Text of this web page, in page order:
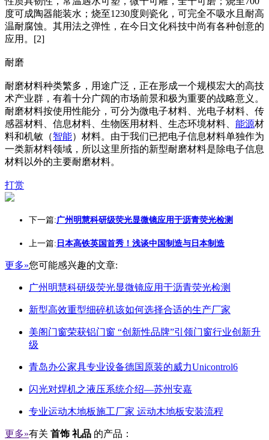
度可成陶器能装水；烧至1230度则瓷化，可完全不吸水且耐高
温耐腐蚀。其用法之弹性，在今日文化科技中尚有各种创意的
应用。[2]
耐磨
耐磨材料种类繁多，用途广泛，正在形成一个规模宏大的高技
术产业群，有着十分广阔的市场前景和极为重要的战略意义。
耐磨材料按使用性能分，可分为微电子材料、光电子材料、传
感器材料、信息材料、生物医用材料、生态环境材料、 能源材
料和机敏（智能）材料。由于我们已把电子信息材料单独作为
一类新材料领域，所以这里所指的新型耐磨材料是除电子信息
材料以外的主要耐磨材料。
打赏
下一篇:广州明慧科研级荧光显微镜应用于沥青荧光检测
上一篇: 日本高铁英国首秀！浅谈中国制造与日本制造
更多»您可能感兴趣的文章:
广州明慧科研级荧光显微镜应用于沥青荧光检测
新型高效重型细碎机该如何选择合适的生产厂家
美阁门窗荣获铝门窗 “创新性品牌”引领门窗行业创新升
级
青岛办公家具专业设备德国原装的威力Unicontrol6
闪光对焊机之液压系统介绍—苏州安嘉
专业运动木地板施工厂家 运动木地板安装流程
更多»有关 首饰 礼品 的产品：